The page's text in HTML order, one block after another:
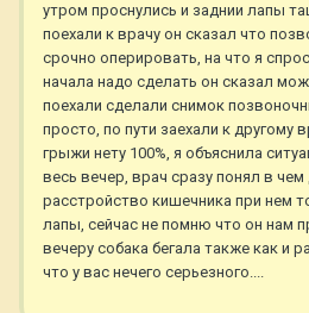
утром проснулись и заднии лапы
поехали к врачу он сказал что
срочно оперировать, на что я
начала надо сделать он сказал
поехали сделали снимок
просто, по пути заехали к другому
грыжи нету 100%, я объяснила
весь вечер, врач сразу понял в
расстройство кишечника при нем
лапы, сейчас не помню что он нам
вечеру собака бегала также как и
что у вас нечего серьезного....